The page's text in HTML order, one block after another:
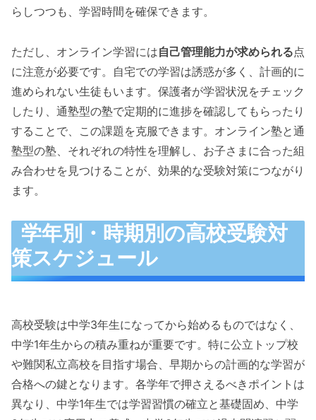
らしつつも、学習時間を確保できます。
ただし、オンライン学習には自己管理能力が求められる点
に注意が必要です。自宅での学習は誘惑が多く、計画的に
進められない生徒もいます。保護者が学習状況をチェック
したり、通塾型の塾で定期的に進捗を確認してもらったり
することで、この課題を克服できます。オンライン塾と通
塾型の塾、それぞれの特性を理解し、お子さまに合った組
み合わせを見つけることが、効果的な受験対策につながり
ます。
学年別・時期別の高校受験対
策スケジュール
高校受験は中学3年生になってから始めるものではなく、
中学1年生からの積み重ねが重要です。特に公立トップ校
や難関私立高校を目指す場合、早期からの計画的な学習が
合格への鍵となります。各学年で押さえるべきポイントは
異なり、中学1年生では学習習慣の確立と基礎固め、中学